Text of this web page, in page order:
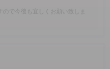
ので今後も宜しくお願い致しま